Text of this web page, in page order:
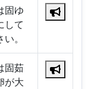
固ゆ
して
。
固茹
が大